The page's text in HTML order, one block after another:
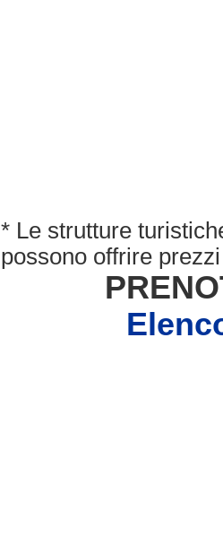
* Le strutture
possono offrire